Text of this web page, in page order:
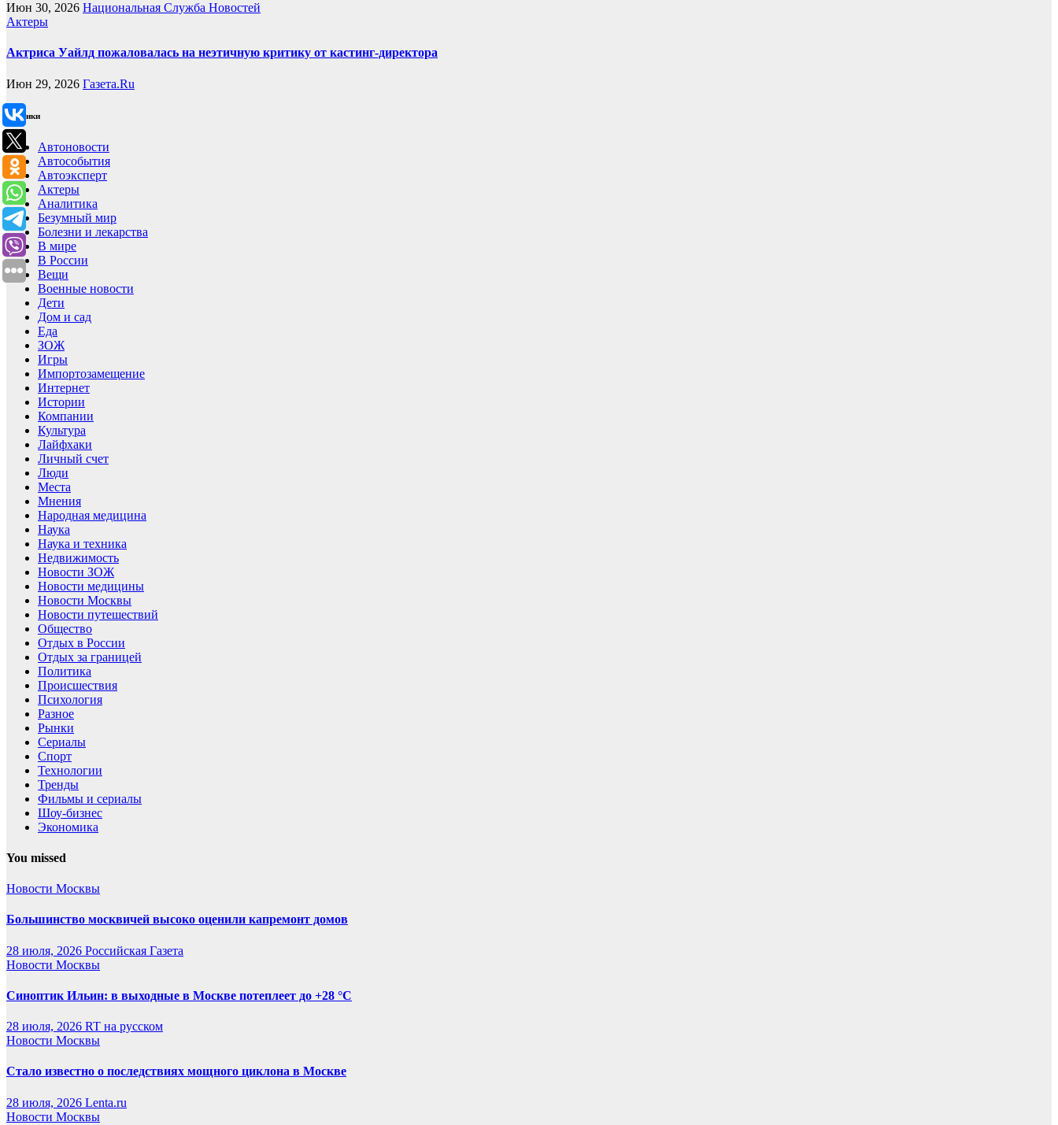
Июн 30, 2026 Национальная Служба Новостей
Актеры
Актриса Уайлд пожаловалась на неэтичную критику от кастинг-директора
Июн 29, 2026 Газета.Ru
Рубрики
Автоновости
Автособытия
Автоэксперт
Актеры
Аналитика
Безумный мир
Болезни и лекарства
В мире
В России
Вещи
Военные новости
Дети
Дом и сад
Еда
ЗОЖ
Игры
Импортозамещение
Интернет
Истории
Компании
Культура
Лайфхаки
Личный счет
Люди
Места
Мнения
Народная медицина
Наука
Наука и техника
Недвижимость
Новости ЗОЖ
Новости медицины
Новости Москвы
Новости путешествий
Общество
Отдых в России
Отдых за границей
Политика
Происшествия
Психология
Разное
Рынки
Сериалы
Спорт
Технологии
Тренды
Фильмы и сериалы
Шоу-бизнес
Экономика
You missed
Новости Москвы
Большинство москвичей высоко оценили капремонт домов
28 июля, 2026 Российская Газета
Новости Москвы
Синоптик Ильин: в выходные в Москве потеплеет до +28 °C
28 июля, 2026 RT на русском
Новости Москвы
Стало известно о последствиях мощного циклона в Москве
28 июля, 2026 Lenta.ru
Новости Москвы